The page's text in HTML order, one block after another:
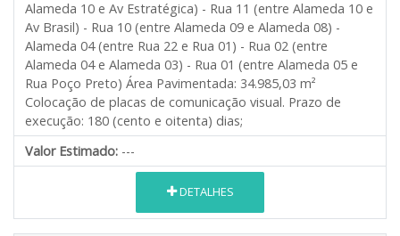
Alameda 10 e Av Estratégica) - Rua 11 (entre Alameda 10 e
Av Brasil) - Rua 10 (entre Alameda 09 e Alameda 08) -
Alameda 04 (entre Rua 22 e Rua 01) - Rua 02 (entre
Alameda 04 e Alameda 03) - Rua 01 (entre Alameda 05 e
Rua Poço Preto) Área Pavimentada: 34.985,03 m²
Colocação de placas de comunicação visual. Prazo de
execução: 180 (cento e oitenta) dias;
Valor Estimado: ---
DETALHES